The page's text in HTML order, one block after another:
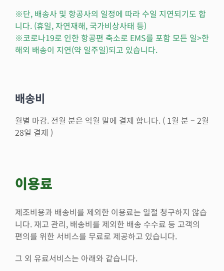
※단, 배송사 및 항공사의 일정에 따라 수일 지연되기도 합
니다. (휴일, 자연재해, 국가비상사태 등)
※코로나19로 인한 항공편 축소로 EMS를 포함 모든 일>한
해외 배송이 지연(약 일주일)되고 있습니다.
배송비
월별 마감. 전월 분은 익월 말에 결제 합니다. ( 1월 분 – 2월
28일 결제 )
이용료
제조비용과 배송비를 제외한 이용료는 일절 청구하지 않습
니다. 재고 관리, 배송비를 제외한 배송 수수료 등 고객의
편의를 위한 서비스를 무료로 제공하고 있습니다.
그 외 유료서비스는 아래와 같습니다.